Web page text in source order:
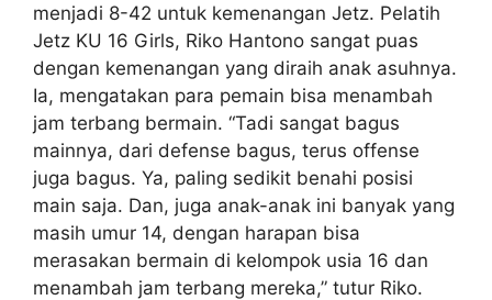
menjadi 8-42 untuk kemenangan Jetz. Pelatih
Jetz KU 16 Girls, Riko Hantono sangat puas
dengan kemenangan yang diraih anak asuhnya.
Ia, mengatakan para pemain bisa menambah
jam terbang bermain. “Tadi sangat bagus
mainnya, dari defense bagus, terus offense
juga bagus. Ya, paling sedikit benahi posisi
main saja. Dan, juga anak-anak ini banyak yang
masih umur 14, dengan harapan bisa
merasakan bermain di kelompok usia 16 dan
menambah jam terbang mereka,” tutur Riko.